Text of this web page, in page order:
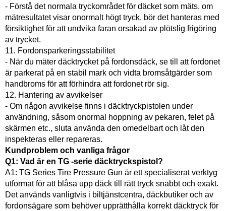
- Förstå det normala tryckområdet för däcket som mäts, om
mätresultatet visar onormalt högt tryck, bör det hanteras med
försiktighet för att undvika faran orsakad av plötslig frigöring
av trycket.
11. Fordonsparkeringsstabilitet
- När du mäter däcktrycket på fordonsdäck, se till att fordonet
är parkerat på en stabil mark och vidta bromsåtgärder som
handbroms för att förhindra att fordonet rör sig.
12. Hantering av avvikelser
- Om någon avvikelse finns i däcktryckpistolen under
användning, såsom onormal hoppning av pekaren, felet på
skärmen etc., sluta använda den omedelbart och låt den
inspekteras eller repareras.
Kundproblem och vanliga frågor
Q1: Vad är en TG -serie däcktryckspistol?
A1: TG Series Tire Pressure Gun är ett specialiserat verktyg
utformat för att blåsa upp däck till rätt tryck snabbt och exakt.
Det används vanligtvis i biltjänstcentra, däckbutiker och av
fordonsägare som behöver upprätthålla korrekt däcktryck för